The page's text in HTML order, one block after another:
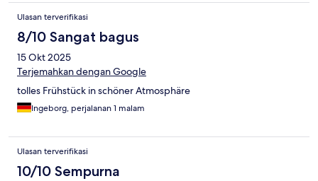
Ulasan terverifikasi
8/10 Sangat bagus
15 Okt 2025
Terjemahkan dengan Google
tolles Frühstück in schöner Atmosphäre
Ingeborg, perjalanan 1 malam
Ulasan terverifikasi
10/10 Sempurna